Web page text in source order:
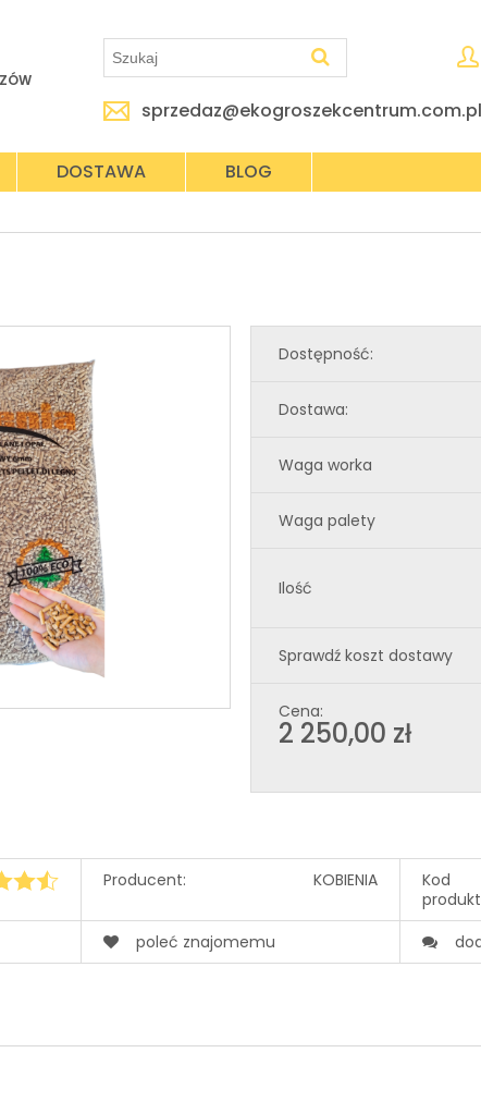
sprzedaz@ekogroszekcentrum.com.pl
DOSTAWA BLOG
Dostępność:
Dostawa:
Waga worka
Waga palety
Ilość
Sprawdź koszt dostawy
Cena:
2 250,00 zł
Producent: KOBIENIA
Kod
poleć znajomemu